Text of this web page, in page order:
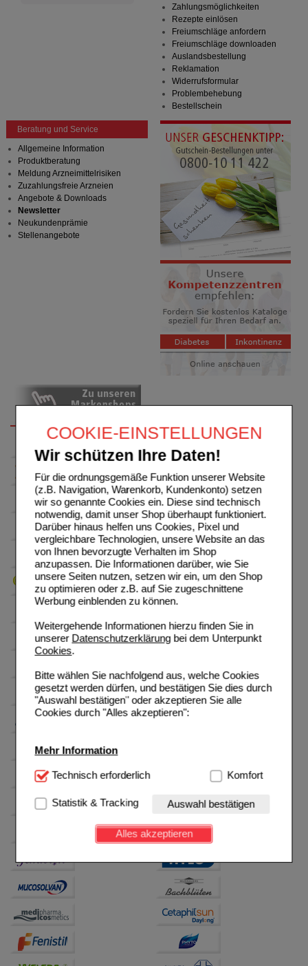
COOKIE-EINSTELLUNGEN
Wir schützen Ihre Daten!
Für die ordnungsgemäße Funktion unserer Website
(z.B. Navigation, Warenkorb, Kundenkonto) setzen
wir so genannte Cookies ein. Diese sind technisch
notwendig, damit unser Shop überhaupt funktioniert.
Darüber hinaus helfen uns Cookies, Pixel und
vergleichbare Technologien, unsere Website an das
von Ihnen bevorzugte Verhalten im Shop
anzupassen. Die Informationen darüber, wie Sie
unsere Seiten nutzen, setzen wir ein, um den Shop
zu optimieren oder z.B. auf Sie zugeschnittene
Werbung einblenden zu können.
Weitergehende Informationen hierzu finden Sie in
unserer Datenschutzerklärungbei dem Unterpunkt
Cookies.
Bitte wählen Sie nachfolgend aus, welche Cookies
gesetzt werden dürfen, und bestätigen Sie dies durch
"Auswahl bestätigen" oder akzeptieren Sie alle
Cookies durch "Alles akzeptieren":
Mehr Information
Technisch Notwendig:Hierbei handelt es sich um
Website notwendig sind (z.B. Navigation, Warenkorb,
Kundenkonto), weshalb auf diese nicht verzichtet
werden kann.
Einkaufserlebnis noch ansprechender zu gestalten,
Besuchers oder unsere Seite an bevorzugte
Verhaltensweisen (z.B. Spracheinstellung)
anzupassen. Komfort-Cookies ermöglichen es uns
auch auf Ihre Bedürfnisse zugeschrittene Inhalte
anzuzeigen und unser Partnerprogramm zu
betreiben.
Technisch erforderlich Komfort
Statistik & Tracking Auswahl bestätigen
Alles akzeptieren
Zahlungsmöglichkeiten
Rezepte einlösen
Freiumschläge anfordern
Freiumschläge downloaden
Auslandsbestellung
Reklamation
Widerrufsformular
Problembehebung
Bestellschein
Beratung und Service
Allgemeine Information
Produktberatung
Meldung Arzneimittelrisiken
Zuzahlungsfreie Arzneien
Angebote & Downloads
Newsletter
Neukundenprämie
Stellenangebote